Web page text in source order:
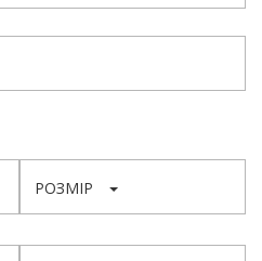
РОЗМІР